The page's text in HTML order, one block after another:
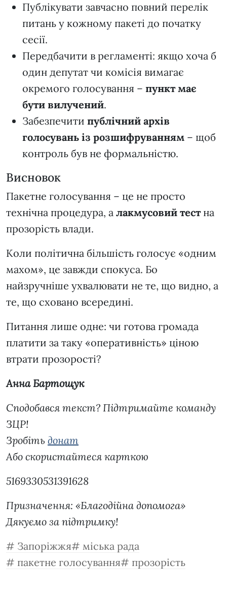
Публікувати завчасно повний перелік
питань у кожному пакеті до початку
сесії.
Передбачити в регламенті: якщо хоча б
один депутат чи комісія вимагає
окремого голосування – пункт має
бути вилучений.
Забезпечити публічний архів
голосувань із розшифруванням – щоб
контроль був не формальністю.
Висновок
Пакетне голосування – це не просто
технічна процедура, а лакмусовий тестна
прозорість влади.
Коли політична більшість голосує «одним
махом», це завжди спокуса. Бо
найзручніше ухвалювати не те, що видно, а
те, що сховано всередині.
Питання лише одне: чи готова громада
платити за таку «оперативність» ціною
втрати прозорості?
Анна Бартощук
Сподобався текст? Підтримайте команду
ЗЦР!
Зробіть донат
Або скористайтеся карткою
5169330531391628
Призначення: «Благодійна допомога»
Дякуємо за підтримку!
Запоріжжя
міська рада
пакетне голосування
прозорість